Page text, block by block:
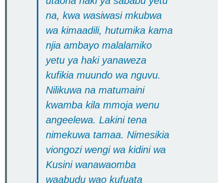
na, kwa wasiwasi mkubwa
wa kimaadili, hutumika kama
njia ambayo malalamiko
yetu ya haki yanaweza
kufikia muundo wa nguvu.
Nilikuwa na matumaini
kwamba kila mmoja wenu
angeelewa. Lakini tena
nimekuwa tamaa. Nimesikia
viongozi wengi wa kidini wa
Kusini wanawaomba
waabudu wao kufuata